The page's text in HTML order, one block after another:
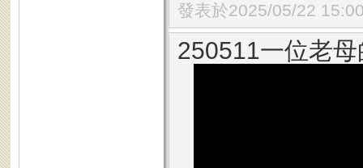
發表於2025/05/22
250511一位老